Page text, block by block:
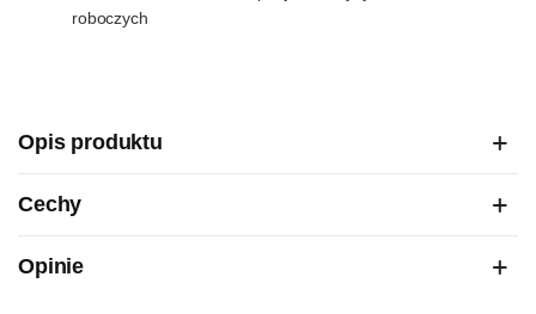
roboczych
Opis produktu
Cechy
Opinie